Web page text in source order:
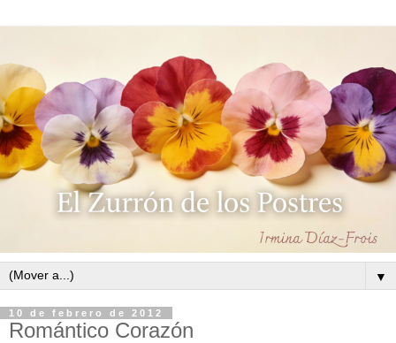
▼
10 de febrero de 2012
Romántico Corazón